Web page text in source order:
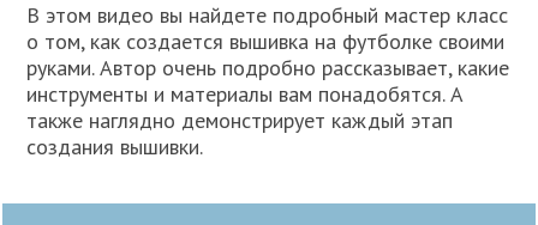
В этом видео вы найдете подробный мастер класс
о том, как создается вышивка на футболке своими
руками. Автор очень подробно рассказывает, какие
инструменты и материалы вам понадобятся. А
также наглядно демонстрирует каждый этап
создания вышивки.